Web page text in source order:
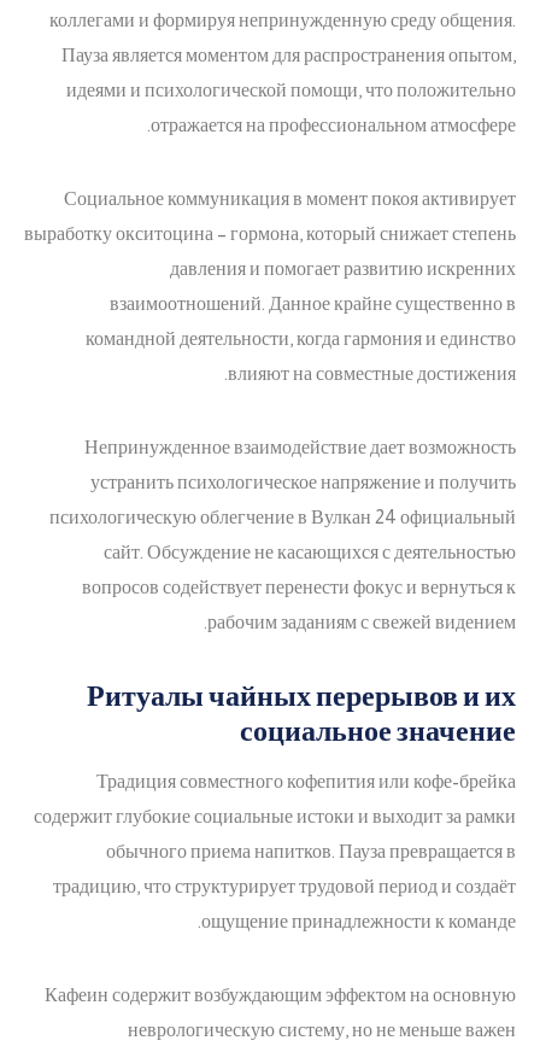
коллегами и формируя непринужденную среду общения.
Пауза является моментом для распространения опытом,
идеями и психологической помощи, что положительно
отражается на профессиональном атмосфере.
Социальное коммуникация в момент покоя активирует
выработку окситоцина – гормона, который снижает степень
давления и помогает развитию искренних
взаимоотношений. Данное крайне существенно в
командной деятельности, когда гармония и единство
влияют на совместные достижения.
Непринужденное взаимодействие дает возможность
устранить психологическое напряжение и получить
психологическую облегчение в Вулкан 24 официальный
сайт. Обсуждение не касающихся с деятельностью
вопросов содействует перенести фокус и вернуться к
рабочим заданиям с свежей видением.
Ритуалы чайных перерывов и их
социальное значение
Традиция совместного кофепития или кофе-брейка
содержит глубокие социальные истоки и выходит за рамки
обычного приема напитков. Пауза превращается в
традицию, что структурирует трудовой период и создаёт
ощущение принадлежности к команде.
Кафеин содержит возбуждающим эффектом на основную
неврологическую систему, но не меньше важен